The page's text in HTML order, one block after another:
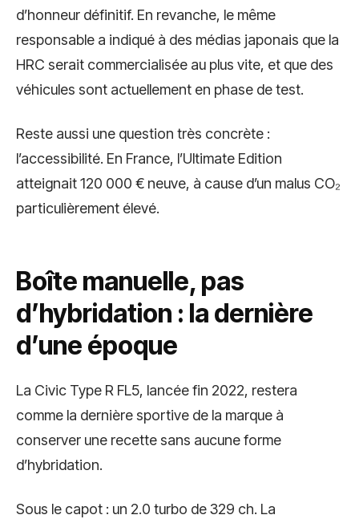
d’honneur définitif. En revanche, le même
responsable a indiqué à des médias japonais que la
HRC serait commercialisée au plus vite, et que des
véhicules sont actuellement en phase de test.
Reste aussi une question très concrète :
l’accessibilité. En France, l’Ultimate Edition
atteignait 120 000 € neuve, à cause d’un malus CO₂
particulièrement élevé.
Boîte manuelle, pas
d’hybridation : la dernière
d’une époque
La Civic Type R FL5, lancée fin 2022, restera
comme la dernière sportive de la marque à
conserver une recette sans aucune forme
d’hybridation.
Sous le capot : un 2.0 turbo de 329 ch. La